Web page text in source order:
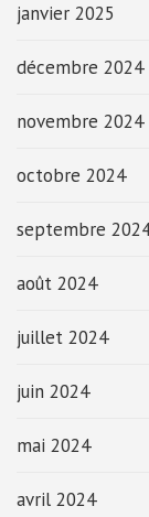
janvier 2025
décembre 2024
novembre 2024
octobre 2024
septembre
août 2024
juillet 2024
juin 2024
mai 2024
avril 2024